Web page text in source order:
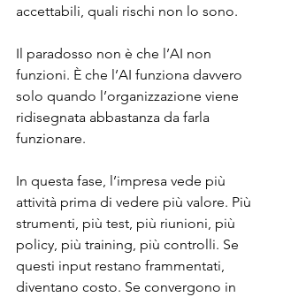
accettabili, quali rischi non lo sono.
Il paradosso non è che l’AI non
funzioni. È che l’AI funziona davvero
solo quando l’organizzazione viene
ridisegnata abbastanza da farla
funzionare.
In questa fase, l’impresa vede più
attività prima di vedere più valore. Più
strumenti, più test, più riunioni, più
policy, più training, più controlli. Se
questi input restano frammentati,
diventano costo. Se convergono in